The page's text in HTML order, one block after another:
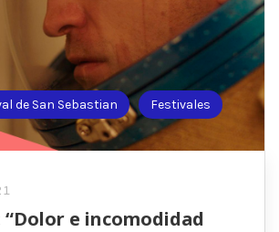
de San Sebastian Festivales
e incomodidad